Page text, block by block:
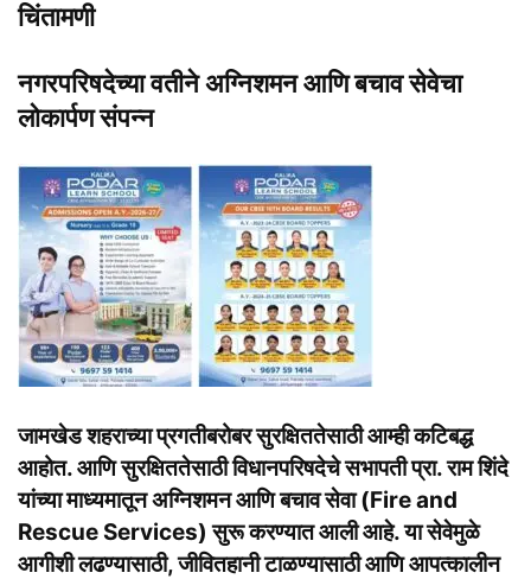
चिंतामणी
नगरपरिषदेच्या वतीने अग्निशमन आणि बचाव सेवेचा
लोकार्पण संपन्न
जामखेड शहराच्या प्रगतीबरोबर सुरक्षिततेसाठी आम्ही कटिबद्ध
आहोत. आणि सुरक्षिततेसाठी विधानपरिषदेचे सभापती प्रा. राम शिंदे
यांच्या माध्यमातून अग्निशमन आणि बचाव सेवा (Fire and
Rescue Services) सुरू करण्यात आली आहे. या सेवेमुळे
आगीशी लढण्यासाठी, जीवितहानी टाळण्यासाठी आणि आपत्कालीन